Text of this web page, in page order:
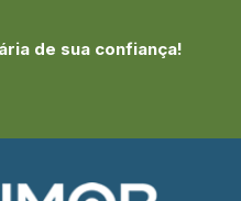
de sua confiança!